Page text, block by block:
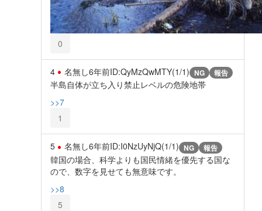
0
4 名無し6年前ID:QyMzQwMTY(1/1) NG 報告
半島自体が立ち入り禁止レベルの危険地帯
>>7
1
5 名無し6年前ID:I0NzUyNjQ(1/1) NG 報告
韓国の場合、科学よりも国民情緒を優先する国な
ので、数字を見せても無意味です。
>>8
5